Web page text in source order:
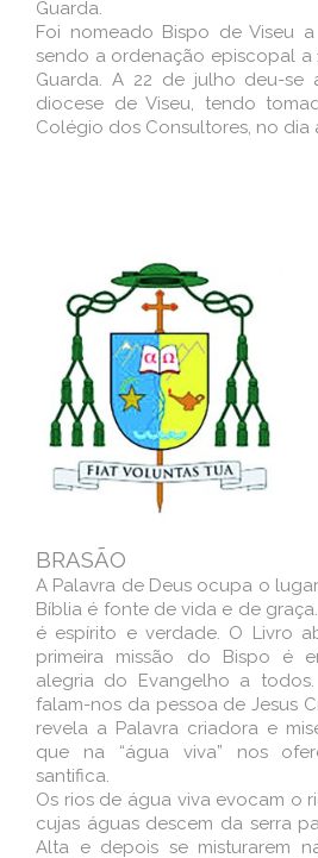
Guarda.
Foi nomeado Bispo de Viseu
sendo a ordenação episcopal a
Guarda. A 22 de julho deu-se
diocese de Viseu, tendo
Colégio dos Consultores, no dia
BRASÃO
A Palavra de Deus ocupa o
Bíblia é fonte de vida e de
é espírito e verdade. O Livro
primeira missão do Bispo é
alegria do Evangelho a
falam-nos da pessoa de Jesus
revela a Palavra criadora e
que na “água viva” nos
santifica.
Os rios de água viva evocam o
cujas águas descem da serra
Alta e depois se misturarem